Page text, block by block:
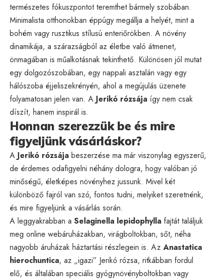
természetes fókuszpontot teremthet bármely szobában.
Minimalista otthonokban éppúgy megállja a helyét, mint a
bohém vagy rusztikus stílusú enteriőrökben. A növény
dinamikája, a szárazságból az életbe való átmenet,
önmagában is műalkotásnak tekinthető. Különösen jól mutat
egy dolgozószobában, egy nappali asztalán vagy egy
hálószoba éjjeliszekrényén, ahol a megújulás üzenete
folyamatosan jelen van. A Jerikó rózsája így nem csak
díszít, hanem inspirál is.
Honnan szerezzük be és mire
figyeljünk vásárláskor?
A Jerikó rózsája beszerzése ma már viszonylag egyszerű,
de érdemes odafigyelni néhány dologra, hogy valóban jó
minőségű, életképes növényhez jussunk. Mivel két
különböző fajról van szó, fontos tudni, melyiket szeretnénk,
és mire figyeljünk a vásárlás során.
A leggyakrabban a Selaginella lepidophylla fajtát találjuk
meg online webáruházakban, virágboltokban, sőt, néha
nagyobb áruházak háztartási részlegein is. Az Anastatica
hierochuntica, az „igazi” Jerikó rózsa, ritkábban fordul
elő, és általában speciális gyógynövényboltokban vagy